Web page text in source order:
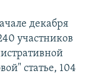
декабря
участников
статье, 104